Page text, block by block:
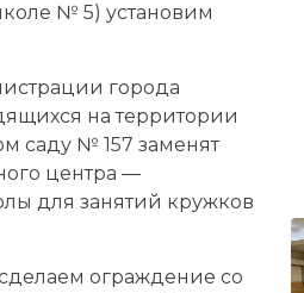
№ 5) установим
города
на территории
саду № 157 заменят
центра —
для занятий кружков
ограждение со